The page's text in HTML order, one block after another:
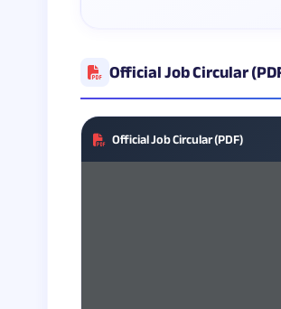
Official Job Circular
Official Job Circular (PDF)